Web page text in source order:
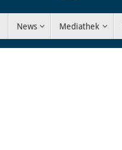
News Mediathek